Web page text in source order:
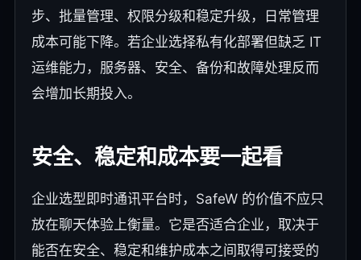
步、批量管理、权限分级和稳定升级，日常管理
成本可能下降。若企业选择私有化部署但缺乏 IT
运维能力，服务器、安全、备份和故障处理反而
会增加长期投入。
安全、稳定和成本要一起看
企业选型即时通讯平台时，SafeW 的价值不应只
放在聊天体验上衡量。它是否适合企业，取决于
能否在安全、稳定和维护成本之间取得可接受的